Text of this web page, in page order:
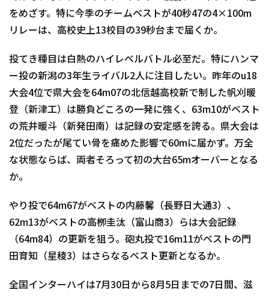
をめざす。特に今季のチームベストが40秒47の4×100m
リレーは、高校史上13校目の39秒台まで届くか。
投てき種目は白熱のハイレベルバトル必至だ。特にハンマ
ー投の新潟の3年生ライバル2人に注目したい。昨年のu18
大会4位で県大会を64m07の北信越高校新で制した帆刈暖
登（新津工）は勝負どころの一発に強く、63m10がベスト
の荒井暖斗（新発田南）は記録の安定感を誇る。県大会は
2位だったが尾てい骨を痛めた影響で60mに届かず。万全
な状態ならば、両者そろって初の大台65mオーバーとなる
か。
やり投で64m67がベストの内藤馨（長野日大通3）、
62m13がベストの高栁圭汰（富山商3）らは大会記録
（64m84）の更新を狙う。砲丸投で16m11がベストの門
田育知（星稜3）はさらなるベスト更新となるか。
全国インターハイは7月30日から8月5日までの7日間、滋